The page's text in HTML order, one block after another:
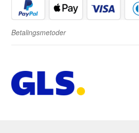
Betalingsmetoder